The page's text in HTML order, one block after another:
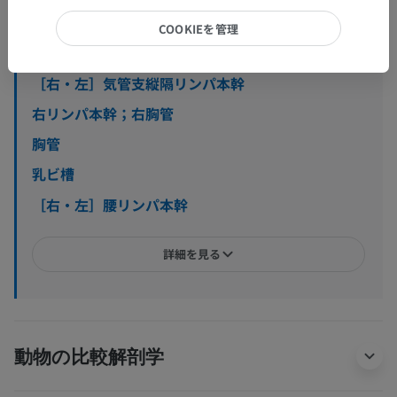
［右・左］鎖骨下リンパ本幹
腋窩リンパ叢；腋窩リンパ管叢
［右・左］気管支縦隔リンパ本幹
右リンパ本幹；右胸管
胸管
乳ビ槽
［右・左］腰リンパ本幹
詳細を見る
動物の比較解剖学
COOKIEを管理